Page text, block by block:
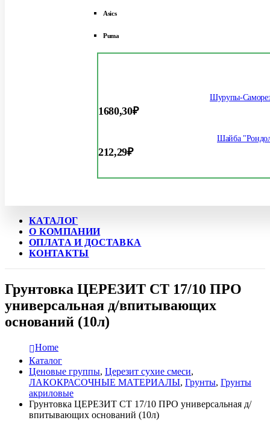
Asics
Puma
Шурупы-
1680,30₽
Шайба
212,29₽
КАТАЛОГ
О КОМПАНИИ
ОПЛАТА И ДОСТАВКА
КОНТАКТЫ
Грунтовка ЦЕРЕЗИТ CT 17/10 ПРО
универсальная д/впитывающих
оснований (10л)
Home
Каталог
Ценовые группы, Церезит сухие смеси,
ЛАКОКРАСОЧНЫЕ МАТЕРИАЛЫ, Грунты, Грунты
акриловые
Грунтовка ЦЕРЕЗИТ CT 17/10 ПРО универсальная д/
впитывающих оснований (10л)